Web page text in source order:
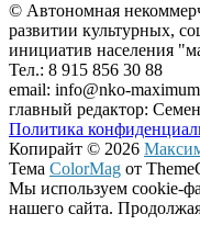
© Автономная
развитии культурных,
инициатив населения
Тел.: 8 915 856 30 88
email: info@nko-
главный редактор:
Политика
Копирайт © 2026
Тема ColorMag от
Мы используем cookie-
нашего сайта.